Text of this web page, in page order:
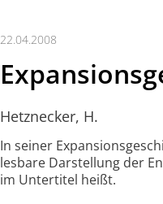
22.04.2008
Hetznecker, H.
In seiner
lesbare Darstellung der
im Untertitel heißt.